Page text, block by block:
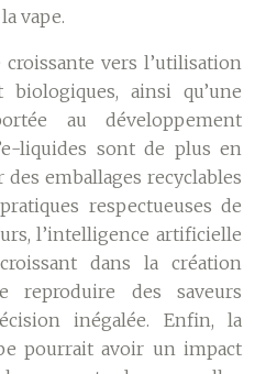
vape.
vers l’utilisation
ainsi qu’une
au développement
liquides sont de plus en
emballages recyclables
respectueuses de
l’intelligence artificielle
dans la création
reproduire des saveurs
inégalée. Enfin, la
pourrait avoir un impact